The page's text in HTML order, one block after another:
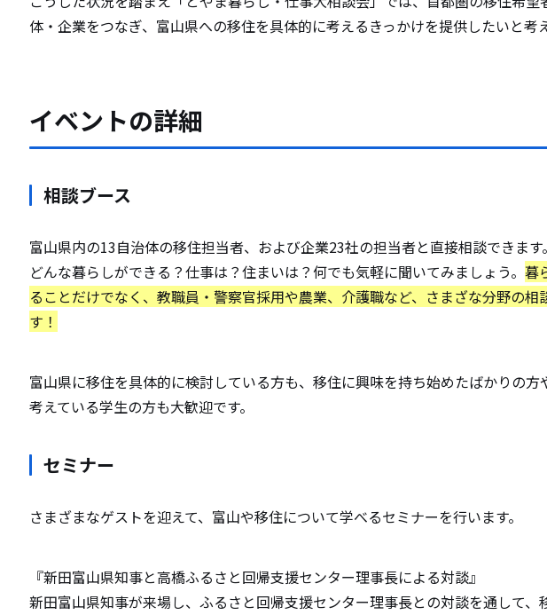
体・企業をつなぎ、富山県への移住を具体的に考えるきっかけを提供したいと考
イベントの詳細
相談ブース
富山県内の13自治体の移住担当者、および企業23社の担当者と直接相談できます。
どんな暮らしができる？仕事は？住まいは？何でも気軽に聞いてみましょう。 暮
ることだけでなく、教職員・警察官採用や農業、介護職など、さまざな分野の相
す！
富山県に移住を具体的に検討している方も、移住に興味を持ち始めたばかりの方
考えている学生の方も大歓迎です。
セミナー
さまざまなゲストを迎えて、富山や移住について学べるセミナーを行います。
『新田富山県知事と高橋ふるさと回帰支援センター理事長による対談』
新田富山県知事が来場し、ふるさと回帰支援センター理事長との対談を通して、